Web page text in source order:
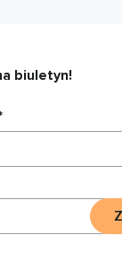
biuletyn!